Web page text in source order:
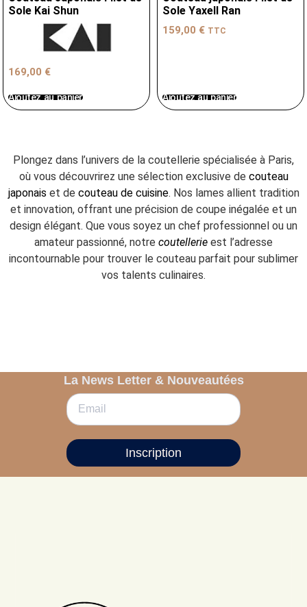
Sole Kai Shun
169,00 €
Ajoutez au panier
Sole Yaxell Ran
159,00 € TTC
Ajoutez au panier
Plongez dans l’univers de la coutellerie spécialisée à Paris,
où vous découvrirez une sélection exclusive de couteau
japonais et de couteau de cuisine. Nos lames allient tradition
et innovation, offrant une précision de coupe inégalée et un
design élégant. Que vous soyez un chef professionnel ou un
amateur passionné, notre coutellerie est l’adresse
incontournable pour trouver le couteau parfait pour sublimer
vos talents culinaires.
La News Letter & Nouveautées
Inscription